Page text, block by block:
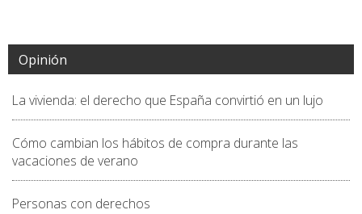
Opinión
La vivienda: el derecho que España convirtió en un lujo
Cómo cambian los hábitos de compra durante las
vacaciones de verano
Personas con derechos